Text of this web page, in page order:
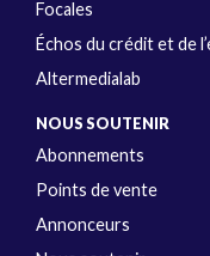
Focales
Échos du crédit et de
Altermedialab
NOUS SOUTENIR
Abonnements
Points de vente
Annonceurs